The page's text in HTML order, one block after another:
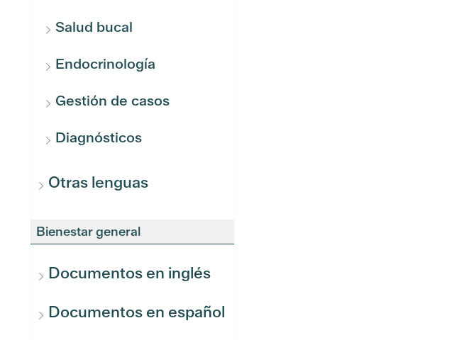
Salud bucal
Endocrinología
Gestión de casos
Diagnósticos
Otras lenguas
Bienestar general
Documentos en inglés
Documentos en español